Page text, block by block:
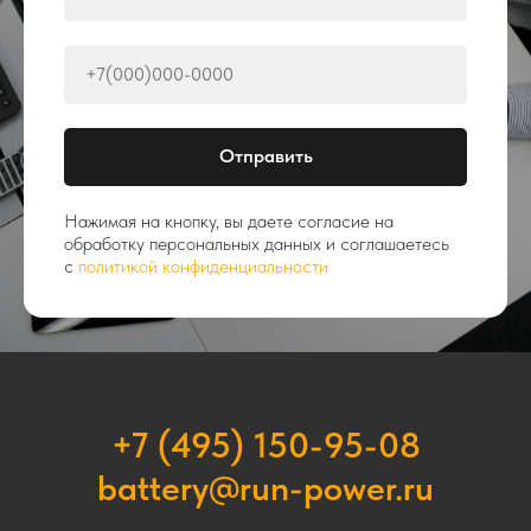
Отправить
Нажимая на кнопку, вы даете согласие на
обработку персональных данных и соглашаетесь
c политикой конфиденциальности
+7 (495) 150-95-08
battery@run-power.ru